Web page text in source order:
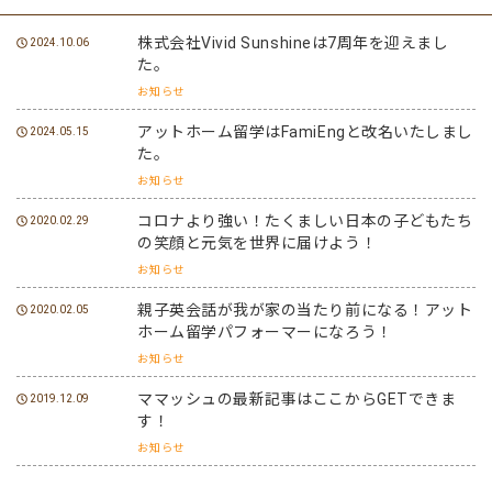
2024.10.06
株式会社Vivid Sunshineは7周年を迎えまし
た。
お知らせ
2024.05.15
アットホーム留学はFamiEngと改名いたしまし
た。
お知らせ
2020.02.29
コロナより強い！たくましい日本の子どもたち
の笑顔と元気を世界に届けよう！
お知らせ
2020.02.05
親子英会話が我が家の当たり前になる！アット
ホーム留学パフォーマーになろう！
お知らせ
2019.12.09
ママッシュの最新記事はここからGETできま
す！
お知らせ